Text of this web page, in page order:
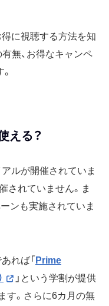
に視聴する方法を知
無、お得なキャンペ
える？
ルが開催されていま
されていません。ま
ンも実施されていま
れば「 Prime
」という学割が提供
す。さらに6カ月の無